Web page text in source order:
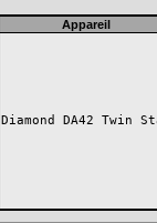
Appareil
Diamond DA42 Twin